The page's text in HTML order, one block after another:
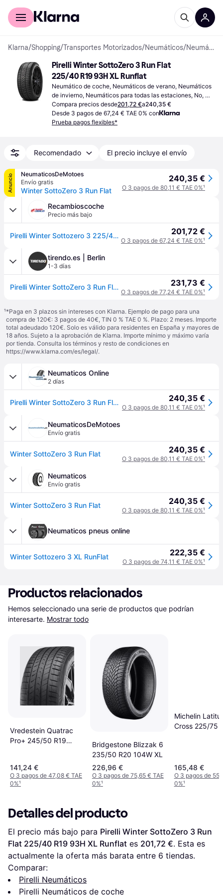
Comprar con Klarna
Klarna/Shopping/Transportes Motorizados/Neumáticos/ Neumáticos de coche
Pirelli Winter SottoZero 3 Run Flat
225/40 R19 93H XL Runflat
Neumático de coche, Neumáticos de verano, Neumáticos
de invierno, Neumáticos para todas las estaciones, No,
Coche de Pasajeros, Tecnología de sellado, Perfil 40 %,
Índice de Velocidad W (270 km/h), T (190 km/h)
Compara precios desde201,72 €a240,35 €
Desde 3 pagos de 67,24 € TAE 0% con
Prueba pagos flexibles*
Recomendado El precio incluye el envío
Anuncio
NeumaticosDeMotoes
Envío gratis
Winter SottoZero 3 Run Flat
240,35 €
O 3 pagos de 80,11 € TAE 0%¹
Recambioscoche
Precio más bajo
Pirelli Winter Sottozero 3 225/40 R19 93H coche de turismo Neumáticos de invierno Neumáticos 2530600 201,72 €
O 3 pagos de 67,24 € TAE 0%¹
tirendo.es | Berlin
1-3 días
Pirelli Winter SottoZero 3 Run Flat ( 225/40 R19 93H XL, con protector de llanta (MFS), runflat ) - negro 231,73 €
O 3 pagos de 77,24 € TAE 0%¹
¹*Paga en 3 plazos sin intereses con Klarna. Ejemplo de pago para una
compra de 120€: 3 pagos de 40€, TIN 0 % TAE 0 %. Plazo: 2 meses. Importe
total adeudado 120€. Solo es válido para residentes en España y mayores de
18 años. Sujeto a la aprobación de Klarna. Importe mínimo y máximo varía
por tienda. Consulta los términos y resto de condiciones en
https://www.klarna.com/es/legal/.
Neumaticos Online
2 días
Pirelli Winter SottoZero 3 Run Flat ( 225/40 R19 93H XL, con protector de llanta (MFS), runflat ) 240,35 €
O 3 pagos de 80,11 € TAE 0%¹
NeumaticosDeMotoes
Envío gratis
Winter SottoZero 3 Run Flat 240,35 €
O 3 pagos de 80,11 € TAE 0%¹
Neumaticos
Envío gratis
Winter SottoZero 3 Run Flat 240,35 €
O 3 pagos de 80,11 € TAE 0%¹
Neumaticos pneus online
Winter Sottozero 3 XL RunFlat 222,35 €
O 3 pagos de 74,11 € TAE 0%¹
Productos relacionados
Hemos seleccionado una serie de productos que podrían
interesarte. Mostrar todo
Vredestein Quatrac
Pro+ 245/50 R19
141,24 €
O 3 pagos de 47,08 € TAE
0%¹
Bridgestone Blizzak 6
235/50 R20 104W XL
226,96 €
O 3 pagos de 75,65 € TAE
0%¹
Michelin
Cross 225/75
165,48 €
O 3 pagos de
0%¹
Detalles del producto
El precio más bajo para Pirelli Winter SottoZero 3 Run
Flat 225/40 R19 93H XL Runflat es 201,72 €. Esta es
actualmente la oferta más barata entre 6 tiendas.
Comparar:
Pirelli Neumáticos
Pirelli Neumáticos de coche